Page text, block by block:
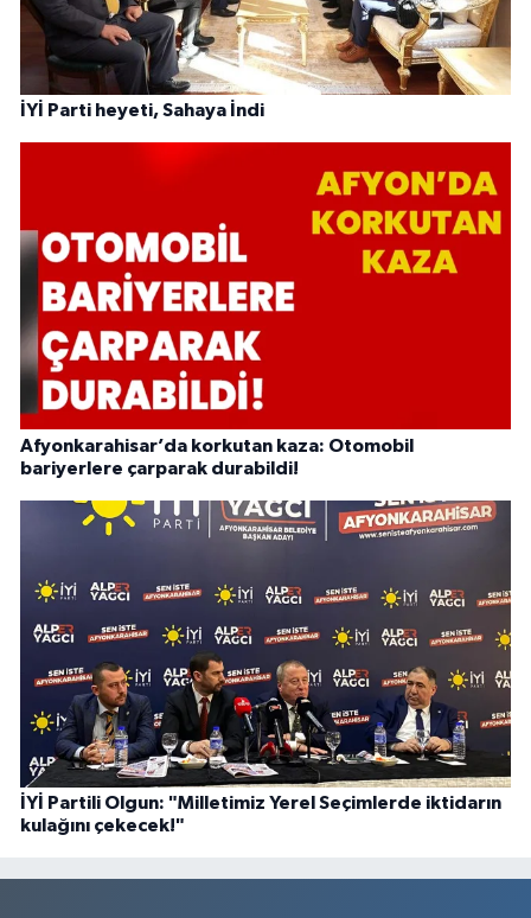
İYİ Parti heyeti, Sahaya İndi
Afyonkarahisar’da korkutan kaza: Otomobil
bariyerlere çarparak durabildi!
İYİ Partili Olgun: "Milletimiz Yerel Seçimlerde iktidarın
kulağını çekecek!"